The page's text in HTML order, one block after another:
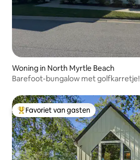
Woning in North Myrtle Beach
Barefoot-bungalow met golfkarretje!
Topfavoriet van gasten
Favoriet van gasten